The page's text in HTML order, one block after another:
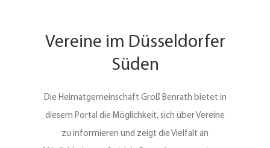
Vereine im Düsseldorfer
Süden
Die Heimatgemeinschaft Groß Benrath bietet in
diesem Portal die Möglichkeit, sich über Vereine
zu informieren und zeigt die Vielfalt an